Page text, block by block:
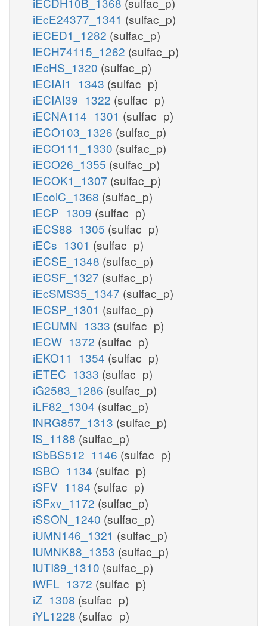
iEcE24377_1341 (sulfac_p)
iECED1_1282 (sulfac_p)
iECH74115_1262 (sulfac_p)
iEcHS_1320 (sulfac_p)
iECIAI1_1343 (sulfac_p)
iECIAI39_1322 (sulfac_p)
iECNA114_1301 (sulfac_p)
iECO103_1326 (sulfac_p)
iECO111_1330 (sulfac_p)
iECO26_1355 (sulfac_p)
iECOK1_1307 (sulfac_p)
iEcolC_1368 (sulfac_p)
iECP_1309 (sulfac_p)
iECS88_1305 (sulfac_p)
iECs_1301 (sulfac_p)
iECSE_1348 (sulfac_p)
iECSF_1327 (sulfac_p)
iEcSMS35_1347 (sulfac_p)
iECSP_1301 (sulfac_p)
iECUMN_1333 (sulfac_p)
iECW_1372 (sulfac_p)
iEKO11_1354 (sulfac_p)
iETEC_1333 (sulfac_p)
iG2583_1286 (sulfac_p)
iLF82_1304 (sulfac_p)
iNRG857_1313 (sulfac_p)
iS_1188 (sulfac_p)
iSbBS512_1146 (sulfac_p)
iSBO_1134 (sulfac_p)
iSFV_1184 (sulfac_p)
iSFxv_1172 (sulfac_p)
iSSON_1240 (sulfac_p)
iUMN146_1321 (sulfac_p)
iUMNK88_1353 (sulfac_p)
iUTI89_1310 (sulfac_p)
iWFL_1372 (sulfac_p)
iZ_1308 (sulfac_p)
iYL1228 (sulfac_p)